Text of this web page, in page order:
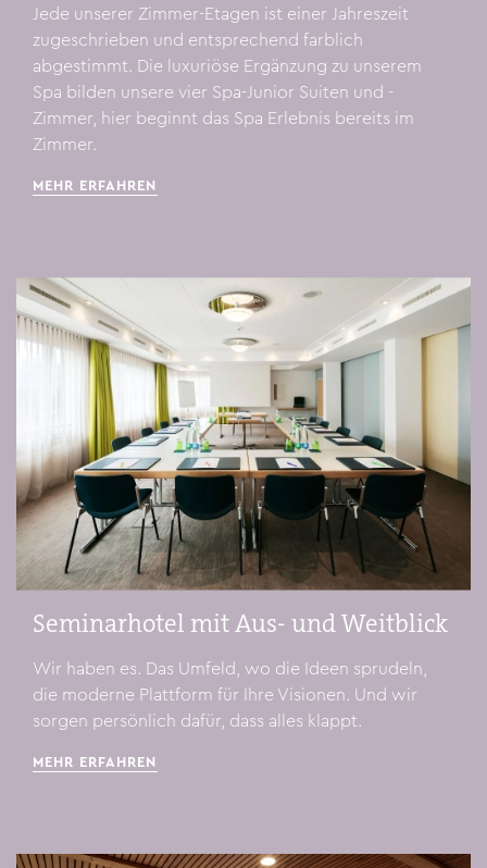
Jede unserer Zimmer-Etagen ist einer Jahreszeit
zugeschrieben und entsprechend farblich
abgestimmt. Die luxuriöse Ergänzung zu unserem
Spa bilden unsere vier Spa-Junior Suiten und -
Zimmer, hier beginnt das Spa Erlebnis bereits im
Zimmer.
MEHR ERFAHREN
Seminarhotel mit Aus- und Weitblick
Wir haben es. Das Umfeld, wo die Ideen sprudeln,
die moderne Plattform für Ihre Visionen. Und wir
sorgen persönlich dafür, dass alles klappt.
MEHR ERFAHREN